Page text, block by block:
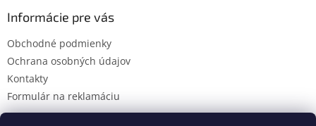
Informácie pre vás
Obchodné podmienky
Ochrana osobných údajov
Kontakty
Formulár na reklamáciu